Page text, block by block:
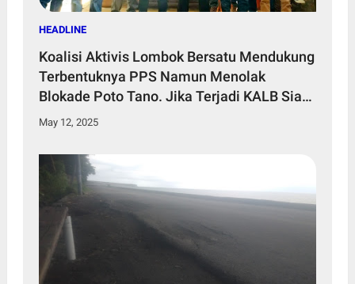
HEADLINE
Koalisi Aktivis Lombok Bersatu Mendukung
Terbentuknya PPS Namun Menolak
Blokade Poto Tano. Jika Terjadi KALB Siap
Gelar Aksi Tandingan
May 12, 2025